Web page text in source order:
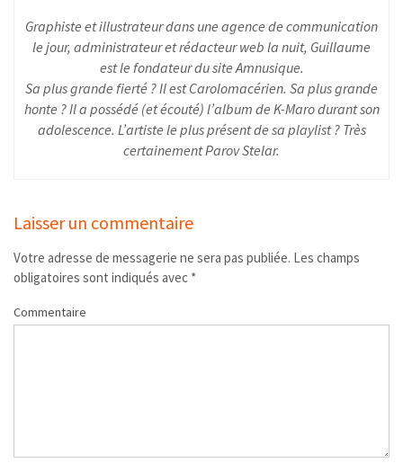
Graphiste et illustrateur dans une agence de communication
le jour, administrateur et rédacteur web la nuit, Guillaume
est le fondateur du site Amnusique.
Sa plus grande fierté ? Il est Carolomacérien. Sa plus grande
honte ? Il a possédé (et écouté) l’album de K-Maro durant son
adolescence. L’artiste le plus présent de sa playlist ? Très
certainement Parov Stelar.
Laisser un commentaire
Votre adresse de messagerie ne sera pas publiée. Les champs
obligatoires sont indiqués avec *
Commentaire